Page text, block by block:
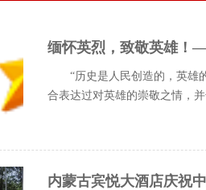
缅怀英烈，致敬英雄！
“历史是人民创造的，英雄
合表达过对英雄的崇敬之情，
内蒙古宾悦大酒店庆祝